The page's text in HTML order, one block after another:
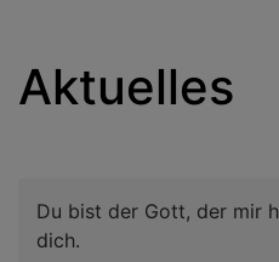
Aktuelles
Du bist der Gott, der mir
dich.